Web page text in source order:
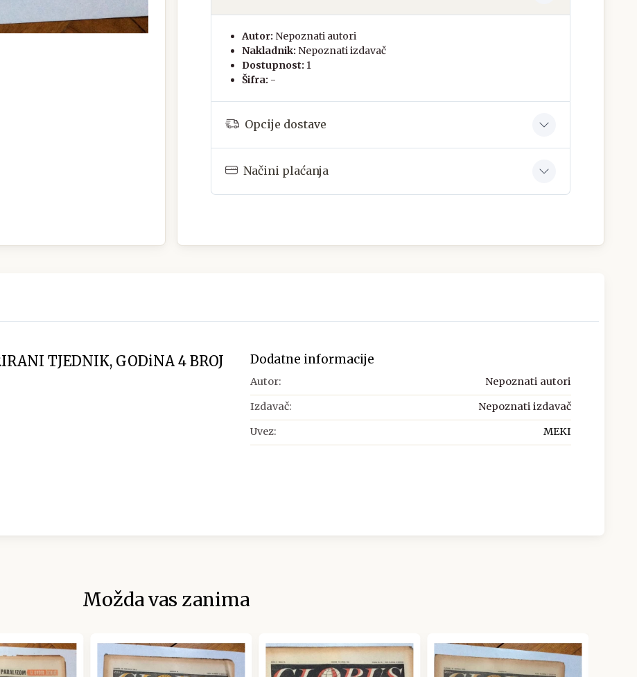
Autor: Nepoznati autori
Nakladnik: Nepoznati izdavač
Dostupnost: 1
Šifra: -
Opcije dostave
Načini plaćanja
TJEDNIK, GODiNA 4 BROJ
Dodatne informacije
Autor: Nepoznati autori
Izdavač: Nepoznati izdavač
Uvez: MEKI
Možda vas zanima